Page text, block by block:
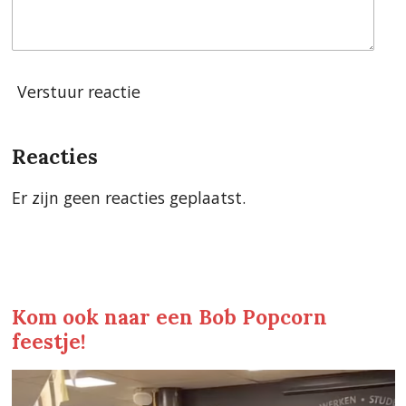
Verstuur reactie
Reacties
Er zijn geen reacties geplaatst.
Kom ook naar een Bob Popcorn
feestje!